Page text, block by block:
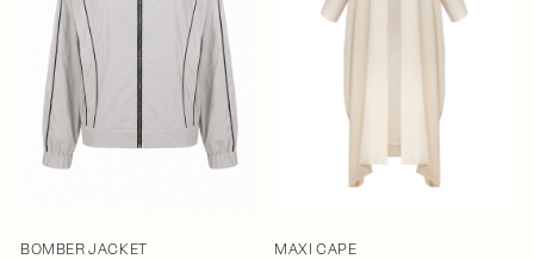
BOMBER JACKET
MAXI CAPE